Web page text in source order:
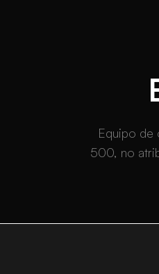
Equipo de
500, no